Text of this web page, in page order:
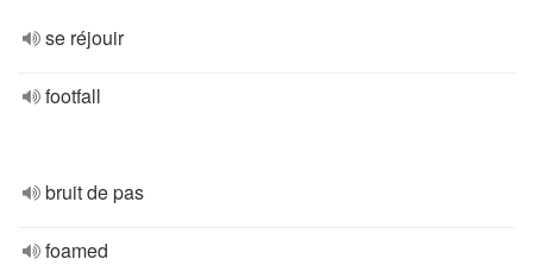
se réjouir
footfall
bruit de pas
foamed